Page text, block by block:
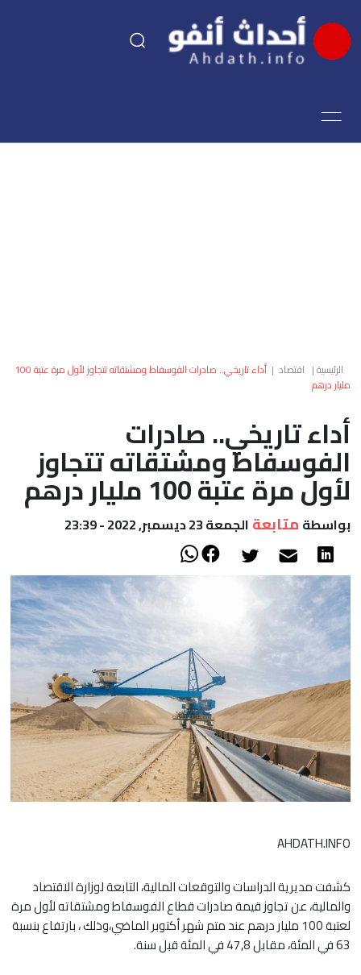
اقتصاد
العالم
الصحراء
الرئيسية| اقتصاد |
أداء تاريخي.. صادرات الفوسفاط ومشتقاته تتجاوز لأول مرة عتبة 100
مليار درهم
أداء تاريخي.. صادرات
الفوسفاط ومشتقاته تتجاوز
لأول مرة عتبة 100 مليار درهم
بواسطة متابعة الجمعة 23 ديسمبر, 2022 - 23:39
AHDATH.INFO
كشفت مديرية الدراسات والتوقعات المالية، التابعة لوزارة الاقتصاد
والمالية، عن تجاوز قيمة صادرات قطاع الفوسفاط ومشتقاته لأول مرة
لعتبة 100 مليار درهم عند متم شهر أكتوبر الماضي،وذلك ، بارتفاع بنسبة
63 في المئة، مقابل 47,8 في المئة قبل سنة.